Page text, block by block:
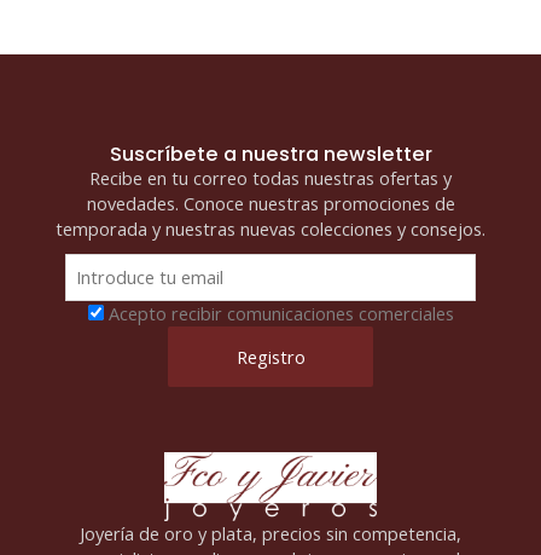
Suscríbete a nuestra newsletter
Recibe en tu correo todas nuestras ofertas y
novedades. Conoce nuestras promociones de
temporada y nuestras nuevas colecciones y consejos.
Acepto recibir comunicaciones comerciales
Joyería de oro y plata, precios sin competencia,